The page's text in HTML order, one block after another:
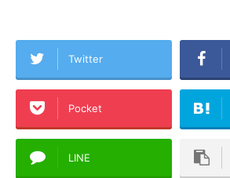
Twitter
Pocket
LINE